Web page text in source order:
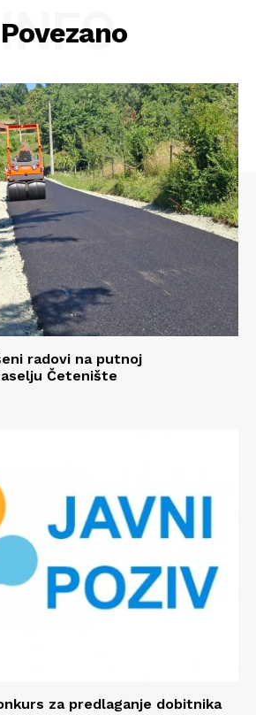
Povezano
INFO
radovi na putnoj
Četenište
za predlaganje dobitnika